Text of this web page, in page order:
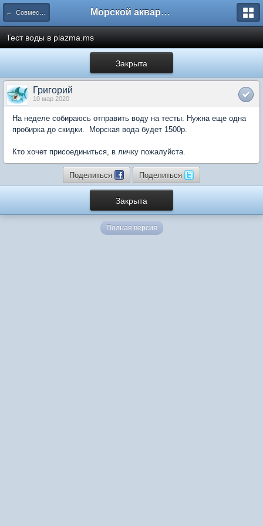
← Совместные закупки Морской аквариум. Форумы ReefCentral.ru
Тест воды в plazma.ms
Закрыта
Григорий
10 мар 2020
На неделе собираюсь отправить воду на тесты. Нужна еще одна
пробирка до скидки. Морская вода будет 1500р.
Кто хочет присоединиться, в личку пожалуйста.
Поделиться Поделиться
Закрыта
Полная версия